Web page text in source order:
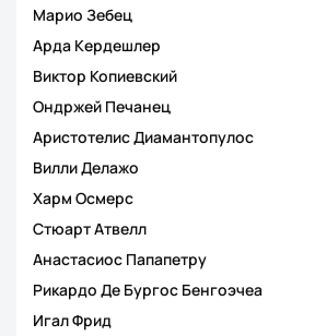
Марио Зебец
Арда Кердешлер
Виктор Копиевский
Ондржей Печанец
Аристотелис Диамантопулос
Вилли Делажо
Харм Осмерс
Стюарт Атвелл
Анастасиос Папапетру
Рикардо Де Бургос Бенгоэчеа
Игал Фрид